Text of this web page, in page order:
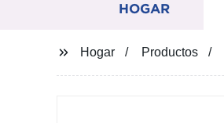
HOGAR
Hogar Productos